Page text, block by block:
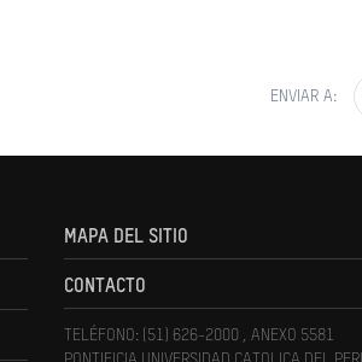
ENVIAR A:
MAPA DEL SITIO
CONTACTO
TELÉFONO: (51) 626-2000 , ANEXO 5581